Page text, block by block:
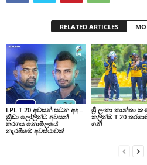
RELATED ARTICLES
LPL T 20 අවසන් සටන අද –
ක්‍රීඩා ලෝලීන්ට අවසන්
තරගය නොමිලයේ
නැරඹීමේ අවස්ථාවක්
ශ්‍රී ලංකා කාන්තා
කලින්ම T 20
ගනී